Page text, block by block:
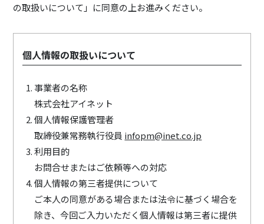
の取扱いについて」に同意の上お進みください。
個人情報の取扱いについて
事業者の名称
株式会社アイネット
個人情報保護管理者
取締役兼常務執行役員 infopm@inet.co.jp
利用目的
お問合せまたはご依頼等への対応
個人情報の第三者提供について
ご本人の同意がある場合または法令に基づく場合を
除き、今回ご入力いただく個人情報は第三者に提供